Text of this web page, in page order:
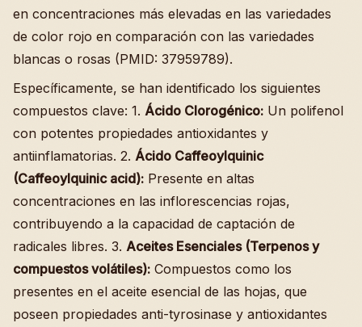
en concentraciones más elevadas en las variedades
de color rojo en comparación con las variedades
blancas o rosas (PMID: 37959789).
Específicamente, se han identificado los siguientes
compuestos clave: 1. Ácido Clorogénico: Un polifenol
con potentes propiedades antioxidantes y
antiinflamatorias. 2. Ácido Caffeoylquinic
(Caffeoylquinic acid): Presente en altas
concentraciones en las inflorescencias rojas,
contribuyendo a la capacidad de captación de
radicales libres. 3. Aceites Esenciales (Terpenos y
compuestos volátiles): Compuestos como los
presentes en el aceite esencial de las hojas, que
poseen propiedades anti-tyrosinase y antioxidantes